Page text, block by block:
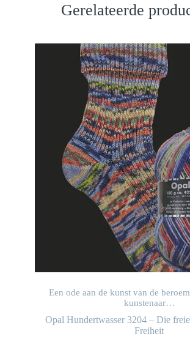
Gerelateerde
Een ode aan de kunst van de
kunstenaar…
Opal Hundertwasser 3204 – Die
Freiheit